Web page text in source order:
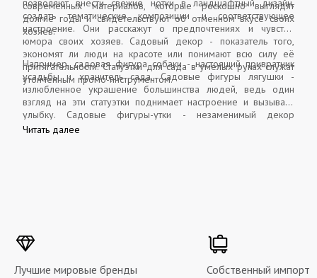
современных материалов, которые роскошно выглядят
долгие годы и свидетельствуют об отменном вкусе своих
хозяев.
создать тематические композиции и соответствующее
настроение. Они расскажут о предпочтениях и чувстве
юмора своих хозяев. Садовый декор - показатель того,
экономят ли люди на красоте или понимают всю силу её
притягательности. Статуэтки для сада в умелых руках служат
утончённым промо-инструментом.
Например, садовая фигура собаки - настоящий привратник
усадьбы и хранитель сада. Садовые фигуры лягушки -
излюбленное украшение большинства людей, ведь один
взгляд на эти статуэтки поднимает настроение и вызывает
улыбку. Садовые фигуры-утки - незаменимый декор
искусственного водоёма, охотничьего домика или
Читать далее
Лучшие мировые бренды Собственный импорт